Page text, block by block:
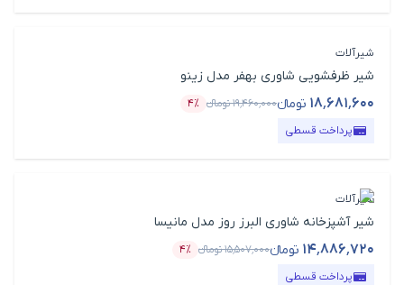
شیرآلات
شیر ظرفشویی شاوری بهفر مدل زینو
۱۸٬۶۸۱٬۶۰۰ تومانء۱۹٬۴۶۰٬۰۰۰تومانء
قیمت محصول
۴٪
درصد تخفیف
پرداخت قسطی
شیرآلات
شیر آشپزخانه شاوری البرز روز مدل مانیسا
۱۴٬۸۸۶٬۷۲۰ تومانء۱۵٬۵۰۷٬۰۰۰تومانء
قیمت محصول
۴٪
درصد تخفیف
پرداخت قسطی